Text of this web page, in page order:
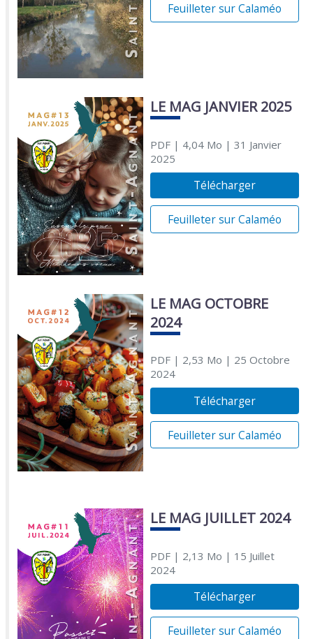
Feuilleter sur Calaméo
LE MAG JANVIER 2025
PDF| 4,04 Mo | 31 Janvier
2025
Télécharger
Feuilleter sur Calaméo
LE MAG OCTOBRE
2024
PDF| 2,53 Mo | 25 Octobre
2024
Télécharger
Feuilleter sur Calaméo
LE MAG JUILLET 2024
PDF| 2,13 Mo | 15 Juillet
2024
Télécharger
Feuilleter sur Calaméo